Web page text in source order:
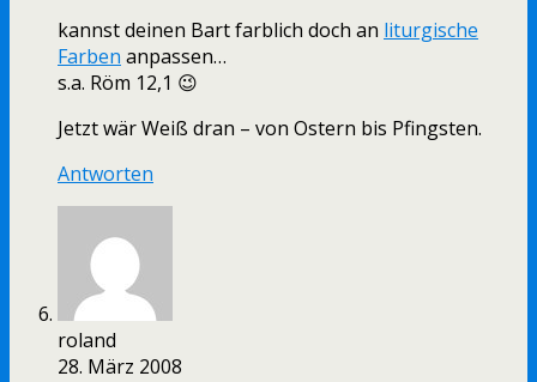
kannst deinen Bart farblich doch an liturgische
Farben anpassen…
s.a. Röm 12,1 😉
Jetzt wär Weiß dran – von Ostern bis Pfingsten.
Antworten
roland
28. März 2008